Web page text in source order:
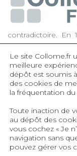
contradictoire. En
Collomé Frères
assurés, de la
négociation des
société toujours
les domaines
valeurs vénales
Qui sommes-
Le site Collome.fr
meilleure
dépôt est soumis
des cookies de
la fréquentation du
Toute inaction de
au dépôt des
vous cochez « Je
navigation sans
pouvez gérer vos